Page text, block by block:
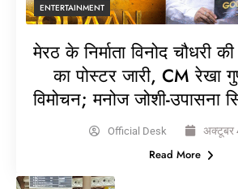
ENTERTAINMENT
मेरठ के निर्माता विनोद चौधरी
का पोस्टर जारी, CM रेखा
विमोचन; मनोज जोशी-उपासना
Official Desk अक्टूबर
Read More